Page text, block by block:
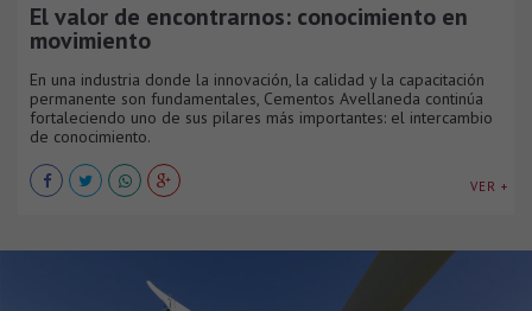
El valor de encontrarnos: conocimiento en
movimiento
En una industria donde la innovación, la calidad y la capacitación
permanente son fundamentales, Cementos Avellaneda continúa
fortaleciendo uno de sus pilares más importantes: el intercambio
de conocimiento.
VER +